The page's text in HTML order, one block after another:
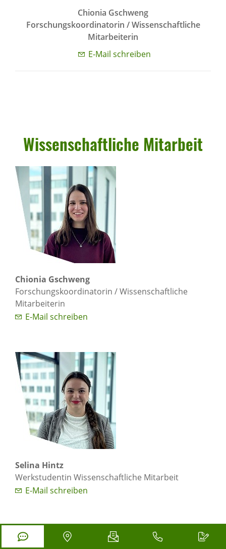
Chionia Gschweng
Forschungskoordinatorin / Wissenschaftliche
Mitarbeiterin
E-Mail schreiben
Wissen­schaft­liche Mitar­beit
Chionia Gschweng
Forschungskoordinatorin / Wissenschaftliche
Mitarbeiterin
E-Mail schreiben
Selina Hintz
Werkstudentin Wissenschaftliche Mitarbeit
E-Mail schreiben